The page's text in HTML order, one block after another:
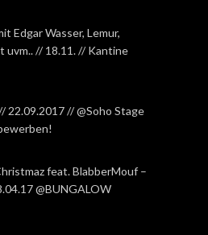
Edgar Wasser, Lemur,
uvm.. // 18.11. // Kantine
22.09.2017 // @Soho Stage
feat. BlabberMouf –
@BUNGALOW